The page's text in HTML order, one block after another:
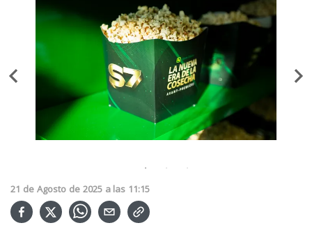
21 de Agosto de 2025 a las 11:15